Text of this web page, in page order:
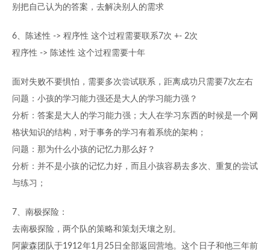
别把自己认为的答案，去解决别人的需求
6、陈述性 -> 程序性 这个过程需要联系7次 +- 2次
程序性 -> 陈述性 这个过程需要十年
面对失败不要惧怕，需要多次尝试联系，距离成功只需要7次左右
问题：小孩的学习能力强还是大人的学习能力强？
分析：答案是大人的学习能力强；大人在学习东西的时候是一个网
格状知识的结构，对于事务的学习有着系统的架构；
问题：那为什么小孩的记忆力那么好？
分析：并不是小孩的记忆力好，而且小孩容易去多次、重复的尝试
与练习；
7、南极探险：
去南极探险，两个队的策略和策划天壤之别。
阿蒙森团队于1912年1月25日全部返回营地。这个日子和他三年前